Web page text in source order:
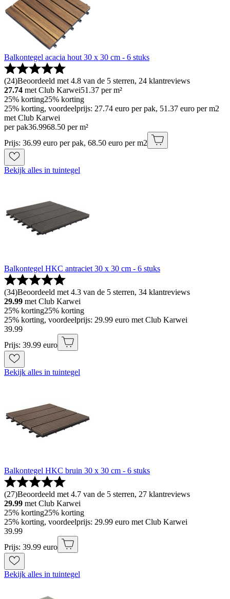
Balkontegel acacia hout 30 x 30 cm - 6 stuks
(24)Beoordeeld met 4.8 van de 5 sterren, 24 klantreviews
27.74 met Club Karwei51.37 per m²
25% korting25% korting
25% korting, voordeelprijs: 27.74 euro per pak, 51.37 euro per m2
met Club Karwei
per pak36.9968.50 per m²
Prijs: 36.99 euro per pak, 68.50 euro per m2
Bekijk alles in tuintegel
Balkontegel HKC antraciet 30 x 30 cm - 6 stuks
(34)Beoordeeld met 4.3 van de 5 sterren, 34 klantreviews
29.99 met Club Karwei
25% korting25% korting
25% korting, voordeelprijs: 29.99 euro met Club Karwei
39.99
Prijs: 39.99 euro
Bekijk alles in tuintegel
Balkontegel HKC bruin 30 x 30 cm - 6 stuks
(27)Beoordeeld met 4.7 van de 5 sterren, 27 klantreviews
29.99 met Club Karwei
25% korting25% korting
25% korting, voordeelprijs: 29.99 euro met Club Karwei
39.99
Prijs: 39.99 euro
Bekijk alles in tuintegel